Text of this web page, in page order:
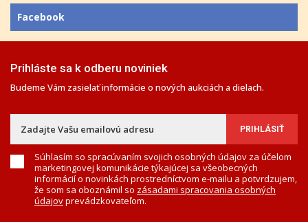
Facebook
Prihláste sa k odberu noviniek
Budeme Vám zasielať informácie o nových aukciách a dielach.
Súhlasím so spracúvaním svojich osobných údajov za účelom
marketingovej komunikácie týkajúcej sa všeobecných
informácií o novinkách prostredníctvom e-mailu a potvrdzujem,
že som sa oboznámil so zásadami spracovania osobných
údajovprevádzkovateľom.